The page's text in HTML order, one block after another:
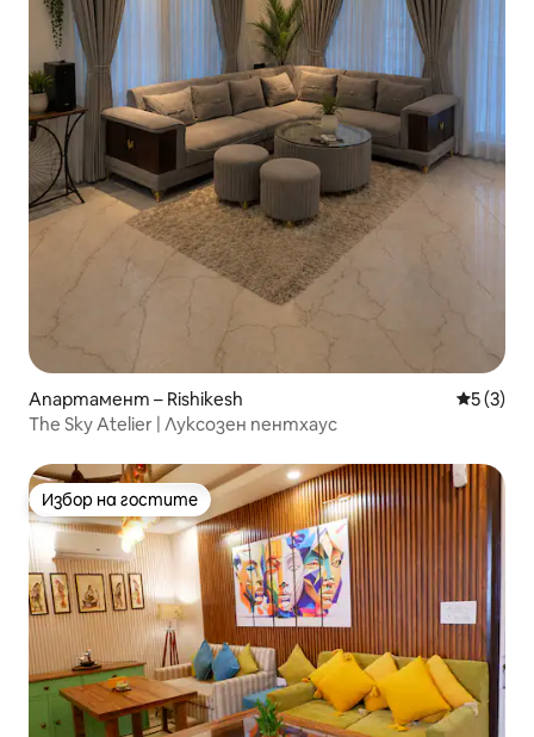
Апартамент – Rishikesh Средна
5 (3)
The Sky Atelier | Луксозен пентхаус
Избор на гостите
Избор на гостите